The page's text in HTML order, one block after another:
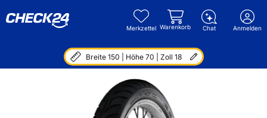
Merkzettel Warenkorb Chat Anmelden
Breite 150 | Höhe 70 | Zoll 18